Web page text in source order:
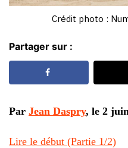
Crédit photo :
Partager sur :
Par Jean Daspry, le 2
Lire le début (Partie 1/2)